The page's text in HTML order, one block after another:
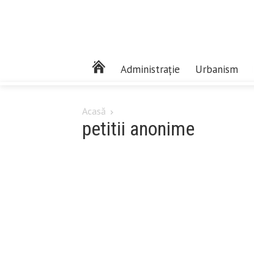
Administrație Urbanism
Acasă
petitii anonime